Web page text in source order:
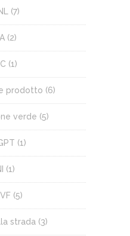
(7)
(2)
(1)
prodotto (6)
verde (5)
(1)
(1)
(5)
strada (3)